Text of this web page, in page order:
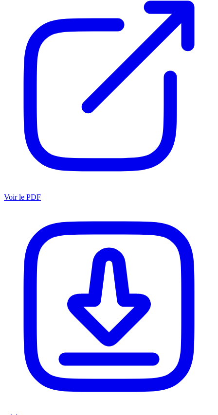
Voir le PDF